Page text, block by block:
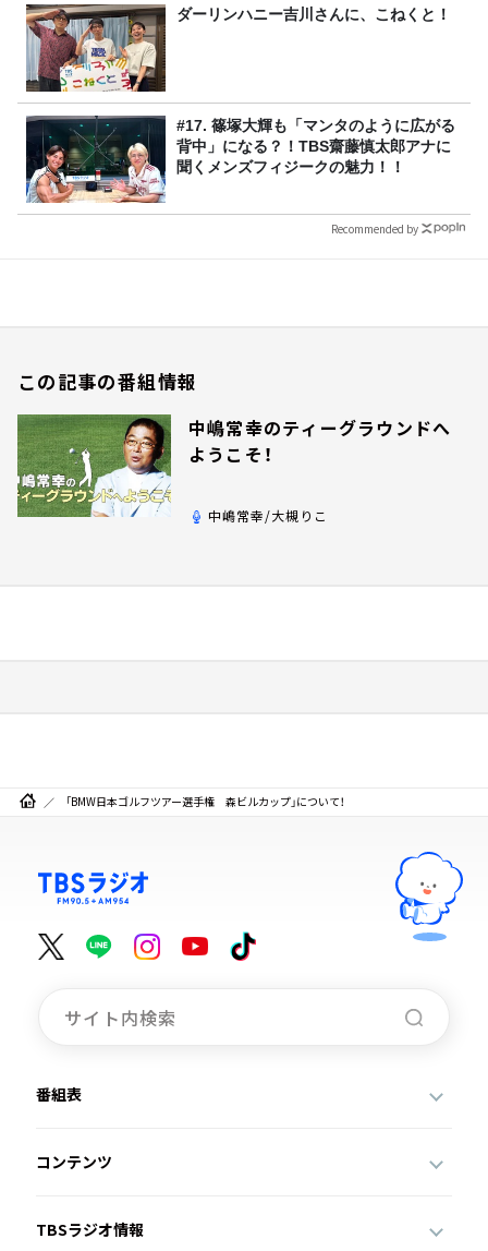
ダーリンハニー吉川さんに、こねくと！
#17. 篠塚大輝も「マンタのように広がる
背中」になる？！TBS齋藤慎太郎アナに
聞くメンズフィジークの魅力！！
Recommended by
この記事の番組情報
中嶋常幸のティーグラウンドへ
ようこそ！
中嶋常幸/大槻りこ
「BMW日本ゴルフツアー選手権 森ビルカップ」について！
番組表
コンテンツ
TBSラジオ情報